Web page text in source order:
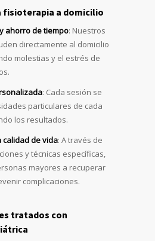
fisioterapia a domicilio
ahorro de tiempo: Nuestros
directamente al domicilio
molestias y el estrés de
: Cada sesión se
particulares de cada
los resultados.
calidad de vida: A través de
y técnicas específicas,
mayores a recuperar
complicaciones.
tratados con